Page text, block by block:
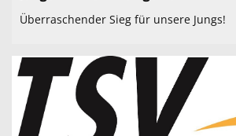
Überraschender Sieg für unsere Jungs!